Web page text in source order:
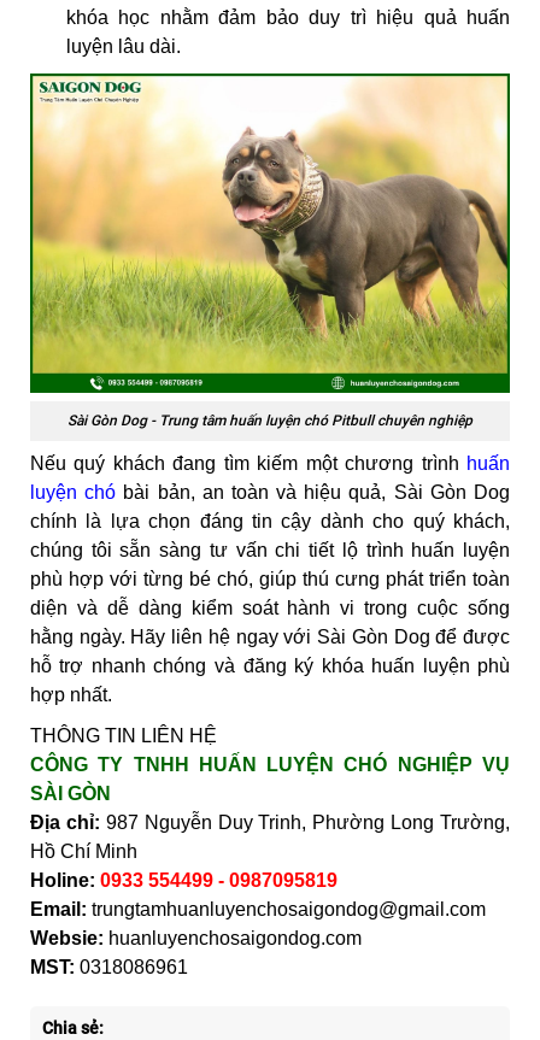
khóa học nhằm đảm bảo duy trì hiệu quả huấn
luyện lâu dài.
Sài Gòn Dog - Trung tâm huấn luyện chó Pitbull chuyên nghiệp
Nếu quý khách đang tìm kiếm một chương trình huấn
luyện chó bài bản, an toàn và hiệu quả, Sài Gòn Dog
chính là lựa chọn đáng tin cậy dành cho quý khách,
chúng tôi sẵn sàng tư vấn chi tiết lộ trình huấn luyện
phù hợp với từng bé chó, giúp thú cưng phát triển toàn
diện và dễ dàng kiểm soát hành vi trong cuộc sống
hằng ngày. Hãy liên hệ ngay với Sài Gòn Dog để được
hỗ trợ nhanh chóng và đăng ký khóa huấn luyện phù
hợp nhất.
THÔNG TIN LIÊN HỆ
CÔNG TY TNHH HUẤN LUYỆN CHÓ NGHIỆP VỤ
SÀI GÒN
Địa chỉ: 987 Nguyễn Duy Trinh, Phường Long Trường,
Hồ Chí Minh
Holine: 0933 554499 - 0987095819
Email: trungtamhuanluyenchosaigondog@gmail.com
Websie: huanluyenchosaigondog.com
MST: 0318086961
Chia sẻ: